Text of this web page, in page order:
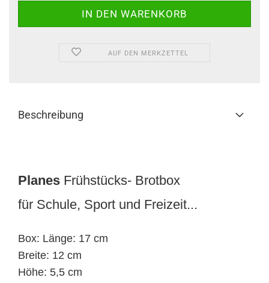
AUF DEN MERKZETTEL
Beschreibung
Planes Frühstücks- Brotbox
für Schule, Sport und Freizeit...
Box: Länge: 17 cm
Breite: 12 cm
Höhe: 5,5 cm